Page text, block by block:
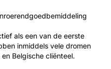
als een van de eerste
inmiddels vele dromen
Belgische cliënteel.